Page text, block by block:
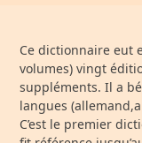
Ce dictionnaire eut
volumes) vingt
suppléments. Il a
langues
C’est le premier